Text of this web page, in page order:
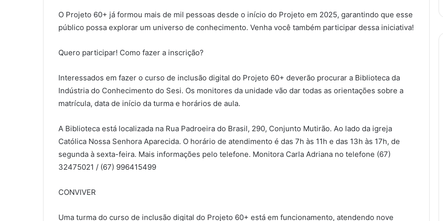
O Projeto 60+ já formou mais de mil pessoas desde o início do Projeto em 2025, garantindo que esse
público possa explorar um universo de conhecimento. Venha você também participar dessa iniciativa!
Quero participar! Como fazer a inscrição?
Interessados em fazer o curso de inclusão digital do Projeto 60+ deverão procurar a Biblioteca da
Indústria do Conhecimento do Sesi. Os monitores da unidade vão dar todas as orientações sobre a
matrícula, data de início da turma e horários de aula.
A Biblioteca está localizada na Rua Padroeira do Brasil, 290, Conjunto Mutirão. Ao lado da igreja
Católica Nossa Senhora Aparecida. O horário de atendimento é das 7h às 11h e das 13h às 17h, de
segunda à sexta-feira. Mais informações pelo telefone. Monitora Carla Adriana no telefone (67)
32475021 / (67) 996415499
CONVIVER
Uma turma do curso de inclusão digital do Projeto 60+ está em funcionamento, atendendo nove